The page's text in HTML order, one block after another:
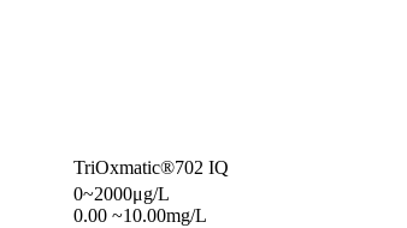
TriOxmatic®702 IQ
0~2000μg/L
0.00 ~10.00mg/L